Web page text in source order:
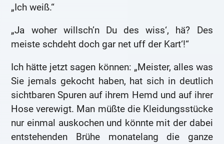
„Ich weiß.“
„Ja woher willsch’n Du des wiss‘, hä? Des
meiste schdeht doch gar net uff der Kart‘!“
Ich hätte jetzt sagen können: „Meister, alles was
Sie jemals gekocht haben, hat sich in deutlich
sichtbaren Spuren auf ihrem Hemd und auf ihrer
Hose verewigt. Man müßte die Kleidungsstücke
nur einmal auskochen und könnte mit der dabei
entstehenden Brühe monatelang die ganze